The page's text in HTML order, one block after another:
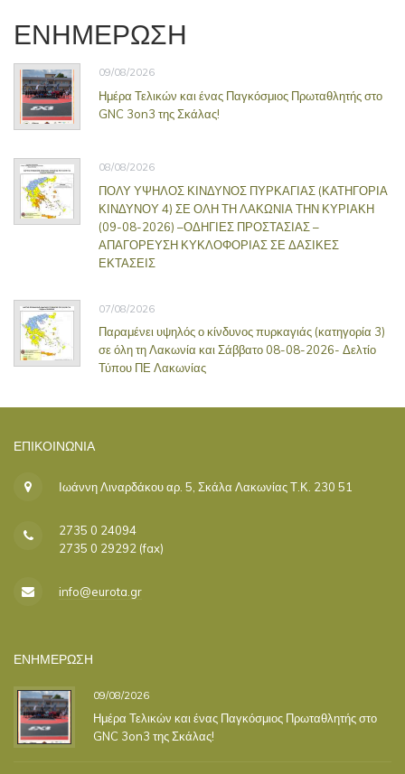
ΕΝΗΜΕΡΩΣΗ
09/08/2026
Ημέρα Τελικών και ένας Παγκόσμιος Πρωταθλητής στο
GNC 3on3 της Σκάλας!
08/08/2026
ΠΟΛΥ ΥΨΗΛΟΣ ΚΙΝΔΥΝΟΣ ΠΥΡΚΑΓΙΑΣ (ΚΑΤΗΓΟΡΙΑ
ΚΙΝΔΥΝΟΥ 4) ΣΕ ΟΛΗ ΤΗ ΛΑΚΩΝΙΑ ΤΗΝ ΚΥΡΙΑΚΗ
(09-08-2026) –ΟΔΗΓΙΕΣ ΠΡΟΣΤΑΣΙΑΣ –
ΑΠΑΓΟΡΕΥΣΗ ΚΥΚΛΟΦΟΡΙΑΣ ΣΕ ΔΑΣΙΚΕΣ
ΕΚΤΑΣΕΙΣ
07/08/2026
Παραμένει υψηλός ο κίνδυνος πυρκαγιάς (κατηγορία 3)
σε όλη τη Λακωνία και Σάββατο 08-08-2026- Δελτίο
Τύπου ΠΕ Λακωνίας
ΕΠΙΚΟΙΝΩΝΊΑ
Ιωάννη Λιναρδάκου αρ. 5, Σκάλα Λακωνίας Τ.Κ. 230 51
2735 0 24094
2735 0 29292 (fax)
info@eurota.gr
ΕΝΗΜΕΡΩΣΗ
09/08/2026
Ημέρα Τελικών και ένας Παγκόσμιος Πρωταθλητής στο
GNC 3on3 της Σκάλας!